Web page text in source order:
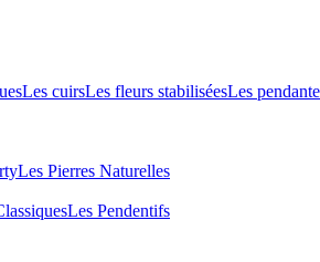
Les cuirsLes fleurs stabiliséesLes
Les Pierres Naturelles
Les Pendentifs